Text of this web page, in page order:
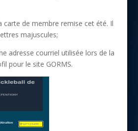
carte de membre remise cet été. Il
majuscules;
adresse courriel utilisée lors de la
pour le site GORMS.